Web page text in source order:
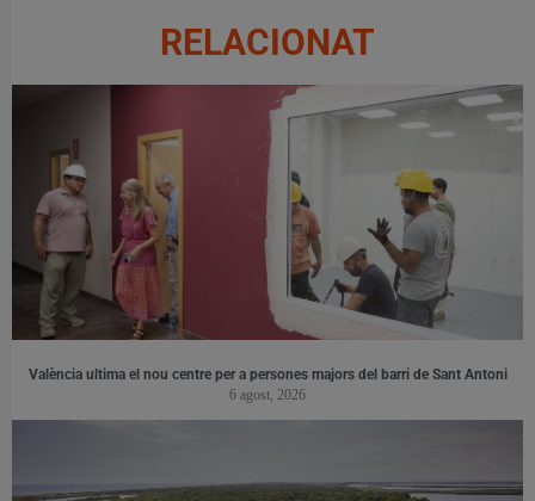
RELACIONAT
València ultima el nou centre per a persones majors del barri de Sant Antoni
6 agost, 2026